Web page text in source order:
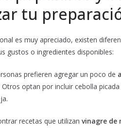
tu
es muy apreciado, existen
gustos o ingredientes disponibles:
prefieren agregar un poco de
optan por incluir cebolla
recetas que utilizan vinagre de